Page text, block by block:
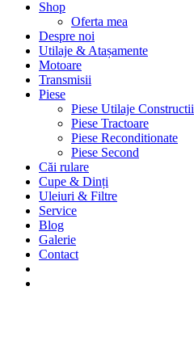
Shop
Oferta mea
Despre noi
Utilaje & Atașamente
Motoare
Transmisii
Piese
Piese Utilaje Constructii
Piese Tractoare
Piese Reconditionate
Piese Second
Căi rulare
Cupe & Dinți
Uleiuri & Filtre
Service
Blog
Galerie
Contact